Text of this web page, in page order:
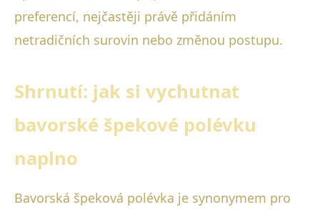
preferencí, nejčastěji právě přidáním
netradičních surovin nebo změnou postupu.
Shrnutí: jak si vychutnat
bavorské špekové polévku
naplno
Bavorská špeková polévka je synonymem pro